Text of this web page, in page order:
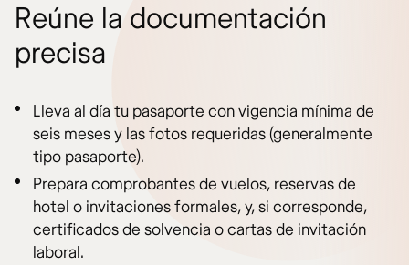
Reúne la documentación
precisa
Lleva al día tu pasaporte con vigencia mínima de
seis meses y las fotos requeridas (generalmente
tipo pasaporte).
Prepara comprobantes de vuelos, reservas de
hotel o invitaciones formales, y, si corresponde,
certificados de solvencia o cartas de invitación
laboral.